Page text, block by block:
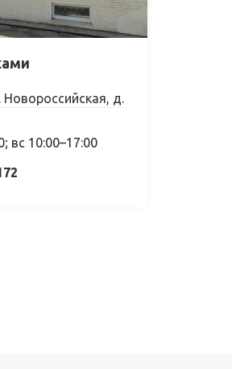
Новороссийская, д.
вс 10:00–17:00